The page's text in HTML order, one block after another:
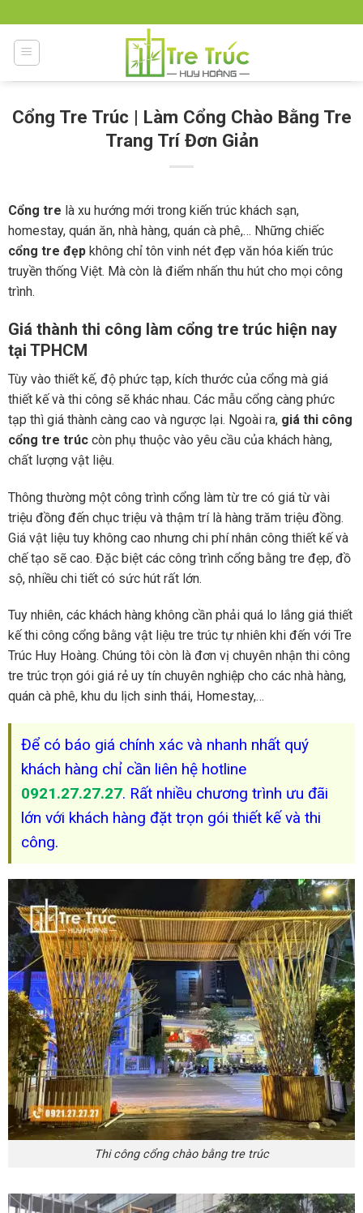
to
content
Cổng Tre Trúc | Làm Cổng Chào Bằng Tre
Trang Trí Đơn Giản
Cổng tre là xu hướng mới trong kiến trúc khách sạn,
homestay, quán ăn, nhà hàng, quán cà phê,… Những chiếc
cổng tre đẹp không chỉ tôn vinh nét đẹp văn hóa kiến trúc
truyền thống Việt. Mà còn là điểm nhấn thu hút cho mọi công
trình.
Giá thành thi công làm cổng tre trúc hiện nay
tại TPHCM
Tùy vào thiết kế, độ phức tạp, kích thước của cổng mà giá
thiết kế và thi công sẽ khác nhau. Các mẫu cổng càng phức
tạp thì giá thành càng cao và ngược lại. Ngoài ra, giá thi công
cổng tre trúc còn phụ thuộc vào yêu cầu của khách hàng,
chất lượng vật liệu.
Thông thường một công trình cổng làm từ tre có giá từ vài
triệu đồng đến chục triệu và thậm trí là hàng trăm triệu đồng.
Giá vật liệu tuy không cao nhưng chi phí nhân công thiết kế và
chế tạo sẽ cao. Đặc biệt các công trình cổng bằng tre đẹp, đồ
sộ, nhiều chi tiết có sức hút rất lớn.
Tuy nhiên, các khách hàng không cần phải quá lo lắng giá thiết
kế thi công cổng bằng vật liệu tre trúc tự nhiên khi đến với Tre
Trúc Huy Hoàng. Chúng tôi còn là đơn vị chuyên nhận thi công
tre trúc trọn gói giá rẻ uy tín chuyên nghiệp cho các nhà hàng,
quán cà phê, khu du lịch sinh thái, Homestay,…
Để có báo giá chính xác và nhanh nhất quý
khách hàng chỉ cần liên hệ hotline
0921.27.27.27. Rất nhiều chương trình ưu đãi
lớn với khách hàng đặt trọn gói thiết kế và thi
công.
Thi công cổng chào bằng tre trúc